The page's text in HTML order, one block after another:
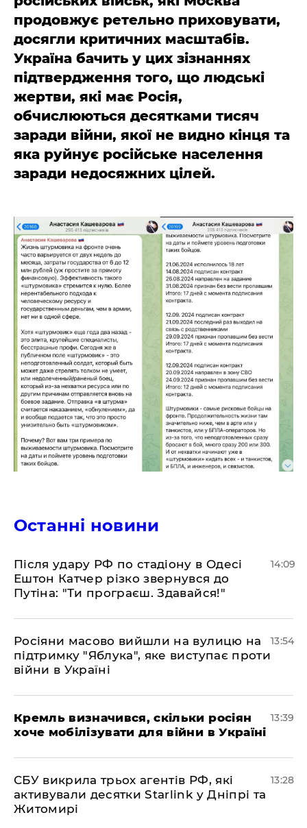
продовжує ретельно приховувати,
досягли критичних масштабів.
Україна бачить у цих зізнаннях
підтвердження того, що людські
жертви, які має Росія,
обчислюються десятками тисяч
заради війни, якої не видно кінця та
яка руйнує російське населення
заради недосяжних цілей.
Останні новини
Після удару РФ по стадіону в Одесі
Ештон Катчер різко звернувся до
Путіна: "Ти програєш. Здавайся!"
14:09
Росіяни масово вийшли на вулицю на
підтримку "Яблука", яке виступає проти
війни в Україні
13:54
Кремль визначився, скільки росіян
хоче мобілізувати для війни в Україні
13:39
СБУ викрила трьох агентів РФ, які
активували десятки Starlink у Дніпрі та
Житомирі
13:28